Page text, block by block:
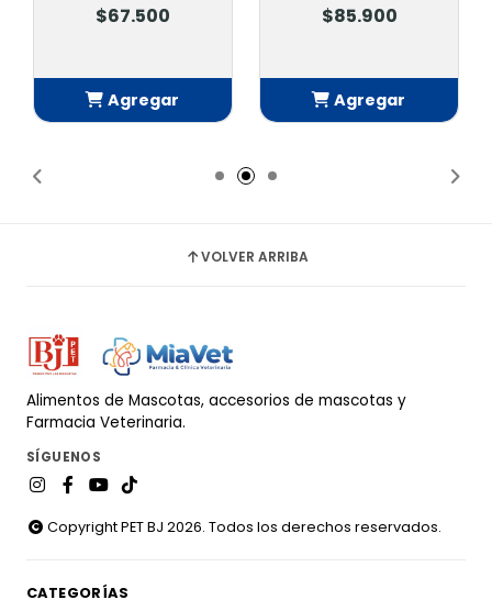
$67.500
Agregar
$85.900
Agregar
VOLVER ARRIBA
Alimentos de Mascotas, accesorios de mascotas y
Farmacia Veterinaria.
SÍGUENOS
Copyright PET BJ 2026. Todos los derechos reservados.
CATEGORÍAS